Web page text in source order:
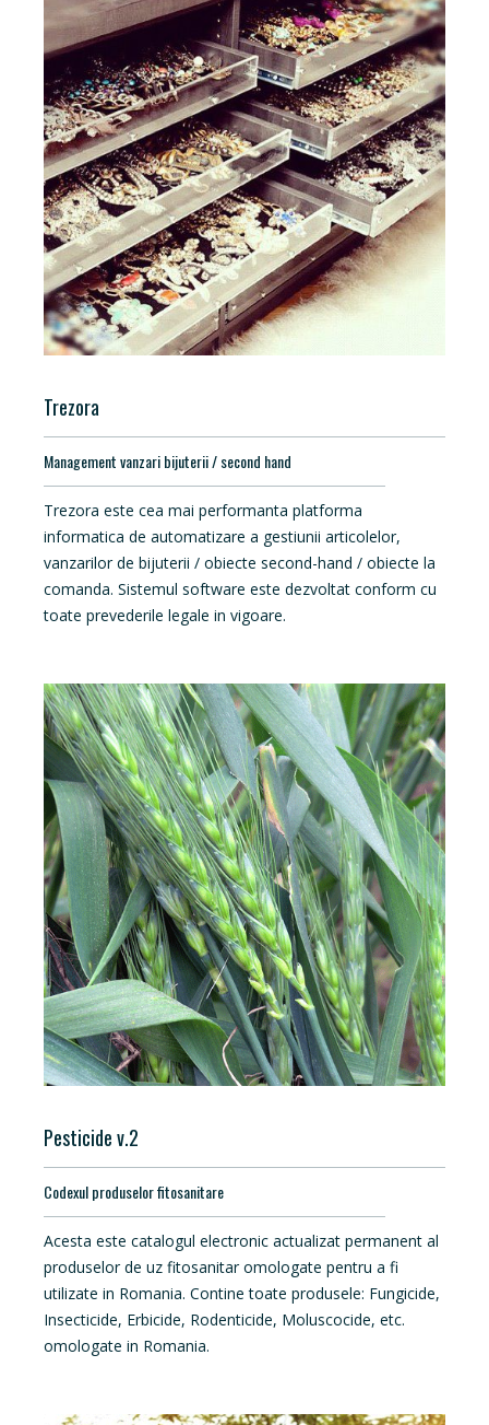
Trezora
Management vanzari bijuterii / second hand
Trezora este cea mai performanta platforma
informatica de automatizare a gestiunii articolelor,
vanzarilor de bijuterii / obiecte second-hand / obiecte la
comanda. Sistemul software este dezvoltat conform cu
toate prevederile legale in vigoare.
Pesticide v.2
Codexul produselor fitosanitare
Acesta este catalogul electronic actualizat permanent al
produselor de uz fitosanitar omologate pentru a fi
utilizate in Romania. Contine toate produsele: Fungicide,
Insecticide, Erbicide, Rodenticide, Moluscocide, etc.
omologate in Romania.